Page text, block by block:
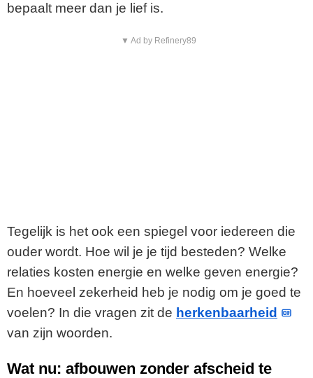
bepaalt meer dan je lief is.
▼ Ad by Refinery89
Tegelijk is het ook een spiegel voor iedereen die
ouder wordt. Hoe wil je je tijd besteden? Welke
relaties kosten energie en welke geven energie?
En hoeveel zekerheid heb je nodig om je goed te
voelen? In die vragen zit de herkenbaarheid
van zijn woorden.
Wat nu: afbouwen zonder afscheid te